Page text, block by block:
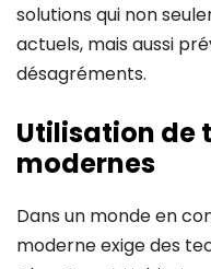
solutions qui non
actuels, mais aussi
désagréments.
Utilisation de
modernes
Dans un monde en
moderne exige des